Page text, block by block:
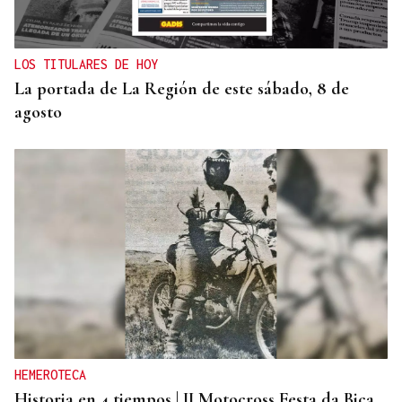
LOS TITULARES DE HOY
La portada de La Región de este sábado, 8 de
agosto
HEMEROTECA